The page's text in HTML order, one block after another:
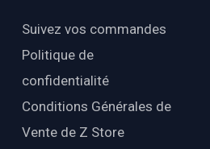
Suivez vos commandes
Politique de
confidentialité
Conditions Générales de
Vente de Z Store